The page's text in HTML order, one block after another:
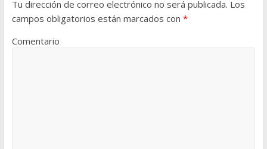
Tu dirección de correo electrónico no será publicada. Los
campos obligatorios están marcados con *
Comentario